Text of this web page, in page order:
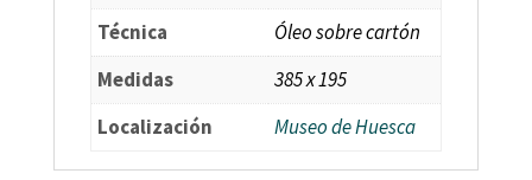
Técnica
Óleo sobre cartón
Medidas
385 x 195
Localización
Museo de Huesca